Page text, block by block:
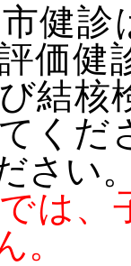
健診
価健
結核
くだ
さい
は、
。